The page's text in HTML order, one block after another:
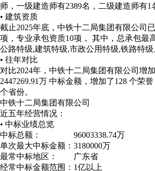
师，一级建造师有2389名，二级建造师有1
• 建筑资质
截止2025年底，中铁十二局集团有限公司
项，专业承包资质10项， 其中，总承包最
公路特级,建筑特级,市政公用特级,铁路特级
• 往年对比
对比2024年，中铁十二局集团有限公司增
2447269.91万 中标金额，增加了128 个荣
个省份。
中铁十二局集团有限公司
近五年经营情况：
• 中标业绩总览
中标总额：
96003338.74万
单次最大中标金额： 3180000万
最常中标地区：
广东省
经常中标金额范围： 1亿以上